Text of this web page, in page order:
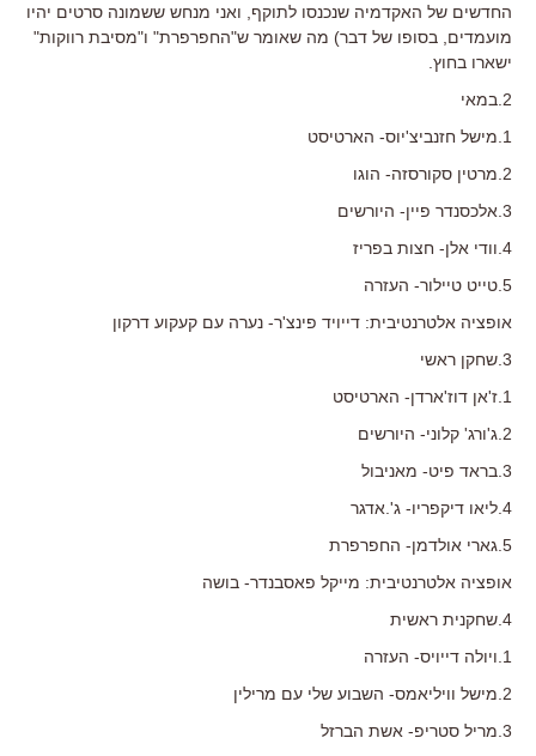
החדשים של האקדמיה שנכנסו לתוקף, ואני מנחש ששמונה סרטים יהיו
מועמדים, בסופו של דבר) מה שאומר ש"החפרפרת" ו"מסיבת רווקות"
ישארו בחוץ.
2.במאי
1.מישל חזנביצ'יוס- הארטיסט
2.מרטין סקורסזה- הוגו
3.אלכסנדר פיין- היורשים
4.וודי אלן- חצות בפריז
5.טייט טיילור- העזרה
אופציה אלטרנטיבית: דייויד פינצ'ר- נערה עם קעקוע דרקון
3.שחקן ראשי
1.ז'אן דוז'ארדן- הארטיסט
2.ג'ורג' קלוני- היורשים
3.בראד פיט- מאניבול
4.ליאו דיקפריו- ג'.אדגר
5.גארי אולדמן- החפרפרת
אופציה אלטרנטיבית: מייקל פאסבנדר- בושה
4.שחקנית ראשית
1.ויולה דייויס- העזרה
2.מישל וויליאמס- השבוע שלי עם מרילין
3.מריל סטריפ- אשת הברזל